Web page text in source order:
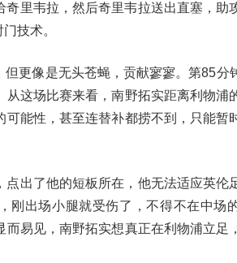
里韦拉，然后奇里韦拉送出直塞，助
技术。
更像是无头苍蝇，贡献寥寥。第85分
这场比赛来看，南野拓实距离利物浦
能性，甚至连替补都捞不到，只能暂
出了他的短板所在，他无法适应英伦
刚出场小腿就受伤了，不得不在中场
易见，南野拓实想真正在利物浦立足